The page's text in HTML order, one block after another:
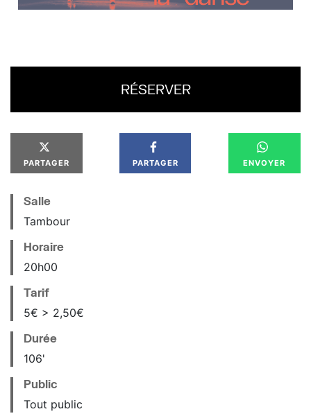
RÉSERVER
PARTAGER PARTAGER ENVOYER
Salle
Tambour
Horaire
20h00
Tarif
5€ > 2,50€
Durée
106'
Public
Tout public